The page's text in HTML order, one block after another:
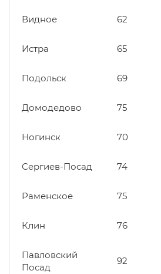
Видное 62
Истра 65
Подольск 69
Домодедово 75
Ногинск 70
Сергиев-Посад 74
Раменское 75
Клин 76
Павловский
Посад
92